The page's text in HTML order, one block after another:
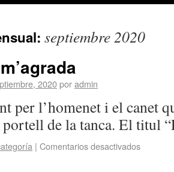
septiembre 2020
2020poradmin
per l’homenet i el canet
de la tanca. El titul
| Comentarios desactivados